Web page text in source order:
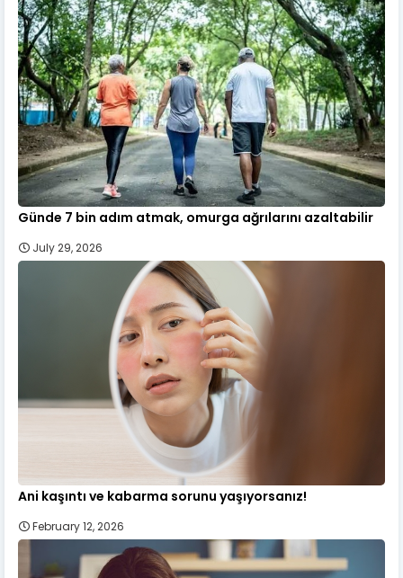
Günde 7 bin adım atmak, omurga ağrılarını azaltabilir
July 29, 2026
Ani kaşıntı ve kabarma sorunu yaşıyorsanız!
February 12, 2026